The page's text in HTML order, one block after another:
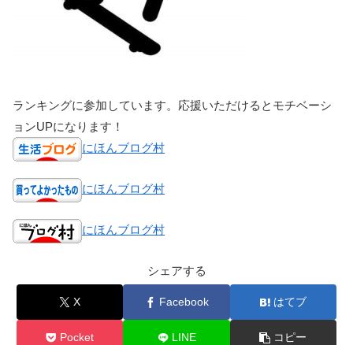
ランキングに参加しています。応援いただけるとモチベーシ
ョンUPになります！
にほんブログ村
にほんブログ村
にほんブログ村
シェアする
X Facebook はてブ
Pocket LINE コピー